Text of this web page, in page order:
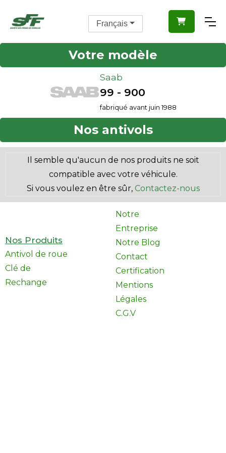

Votre modèle
Saab
99 - 900
fabriqué avant juin 1988
Nos antivols
Il semble qu'aucun de nos produits ne soit
compatible avec votre véhicule.
Si vous voulez en être sûr, Contactez-nous
Nos Produits
Antivol de roue
Clé de
Rechange
Notre
Entreprise
Notre Blog
Contact
Certification
Mentions
Légales
C.G.V
Français